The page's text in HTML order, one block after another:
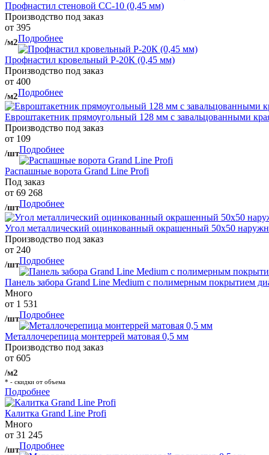
Профнастил стеновой СС-10 (0,45 мм)
Производство под заказ
от 395
/м2Подробнее
Профнастил кровельный Р-20К (0,45 мм)
Производство под заказ
от 400
/м2Подробнее
Евроштакетник прямоугольный 128 мм с завальцованными
Производство под заказ
от 109
/штПодробнее
Распашные ворота Grand Line Profi
Под заказ
от 69 268
/штПодробнее
Угол металлический оцинкованный окрашенный 50х50
Производство под заказ
от 240
/штПодробнее
Панель забора Grand Line Medium с полимерным покрытием
Много
от 1 531
/штПодробнее
Металлочерепица монтеррей матовая 0,5 мм
Производство под заказ
от 605
/м2
* - скидки от объема
Подробнее
Калитка Grand Line Profi
Много
от 31 245
/штПодробнее